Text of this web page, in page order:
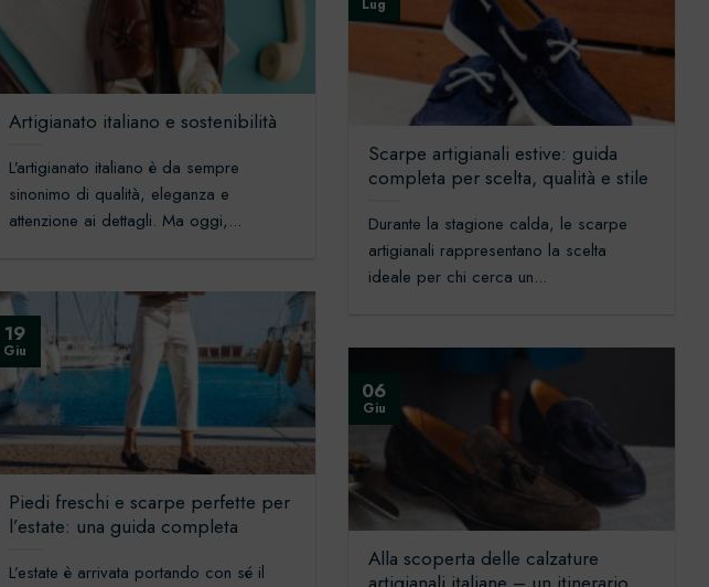
Artigianato italiano e sostenibilità
L’artigianato italiano è da sempre
sinonimo di qualità, eleganza e
attenzione ai dettagli. Ma oggi,...
Scarpe artigianali estive: guida
completa per scelta, qualità e stile
Durante la stagione calda, le scarpe
artigianali rappresentano la scelta
ideale per chi cerca un...
Piedi freschi e scarpe perfette per
l’estate: una guida completa
L’estate è arrivata portando con sé il
19
Giu
Alla scoperta delle calzature
06
Giu